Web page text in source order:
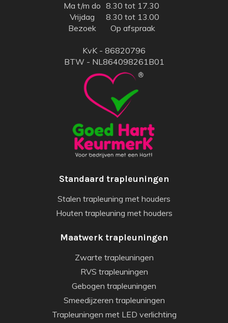
Ma t/m do 8.30 tot 17.30
Vrijdag
8.30 tot 13.00
Bezoek
Op afspraak
KvK - 86820796
BTW - NL864098261B01
Standaard trapleuningen
Stalen trapleuning met houders
Houten trapleuning met houders
Maatwerk trapleuningen
Zwarte trapleuningen
RVS trapleuningen
Gebogen trapleuningen
Smeedijzeren trapleuningen
Trapleuningen met LED verlichting